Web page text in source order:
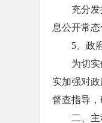
充分
息公开常
5、政
为切
实加强对
督查指导
二、